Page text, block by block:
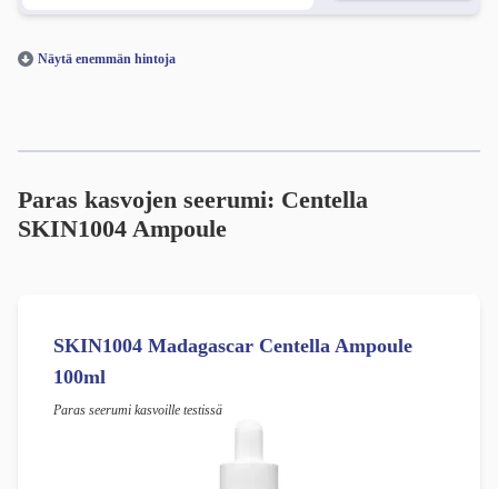
Näytä enemmän hintoja
Paras kasvojen seerumi: Centella
SKIN1004 Ampoule
SKIN1004 Madagascar Centella Ampoule
100ml
Paras seerumi kasvoille testissä